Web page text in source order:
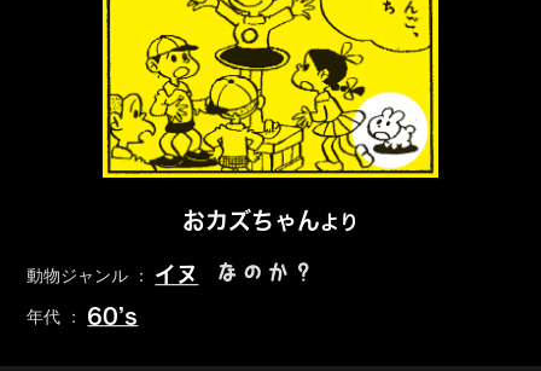
おカズちゃんより
動物ジャンル ： イヌ なのか？
年代 ： 60’s